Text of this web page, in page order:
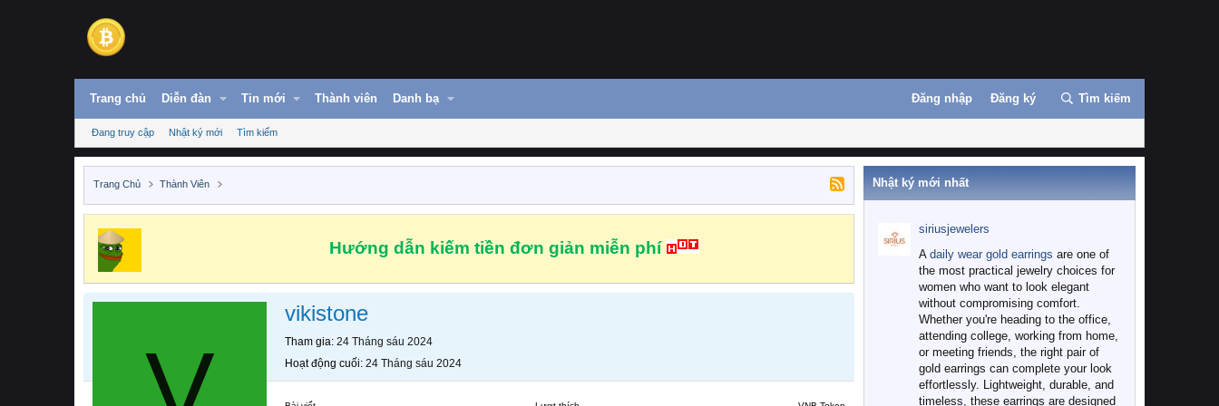
Trang chủ Diễn đàn Tin mới Thành viên Danh bạ Đăng nhập Đăng ký Tìm kiếm
Đang truy cập Nhật ký mới Tìm kiếm
Trang Chủ Thành Viên
Hướng dẫn kiếm tiền đơn giản miễn phí
vikistone
Tham gia 24 Tháng sáu 2024
Hoạt động cuối 24 Tháng sáu 2024
Nhật ký mới nhất
siriusjewelers
A daily wear gold earrings are one of
the most practical jewelry choices for
women who want to look elegant
without compromising comfort.
Whether you're heading to the office,
attending college, working from home,
or meeting friends, the right pair of
gold earrings can complete your look
effortlessly. Lightweight, durable, and
timeless, these earrings are designed